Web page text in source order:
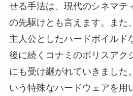
せる手法は、現代のシネマテ
の先駆けとも言えます。また
主人公としたハードボイルド
後に続くコナミのポリスアク
にも受け継がれていきました
いう特殊なハードウェアを用